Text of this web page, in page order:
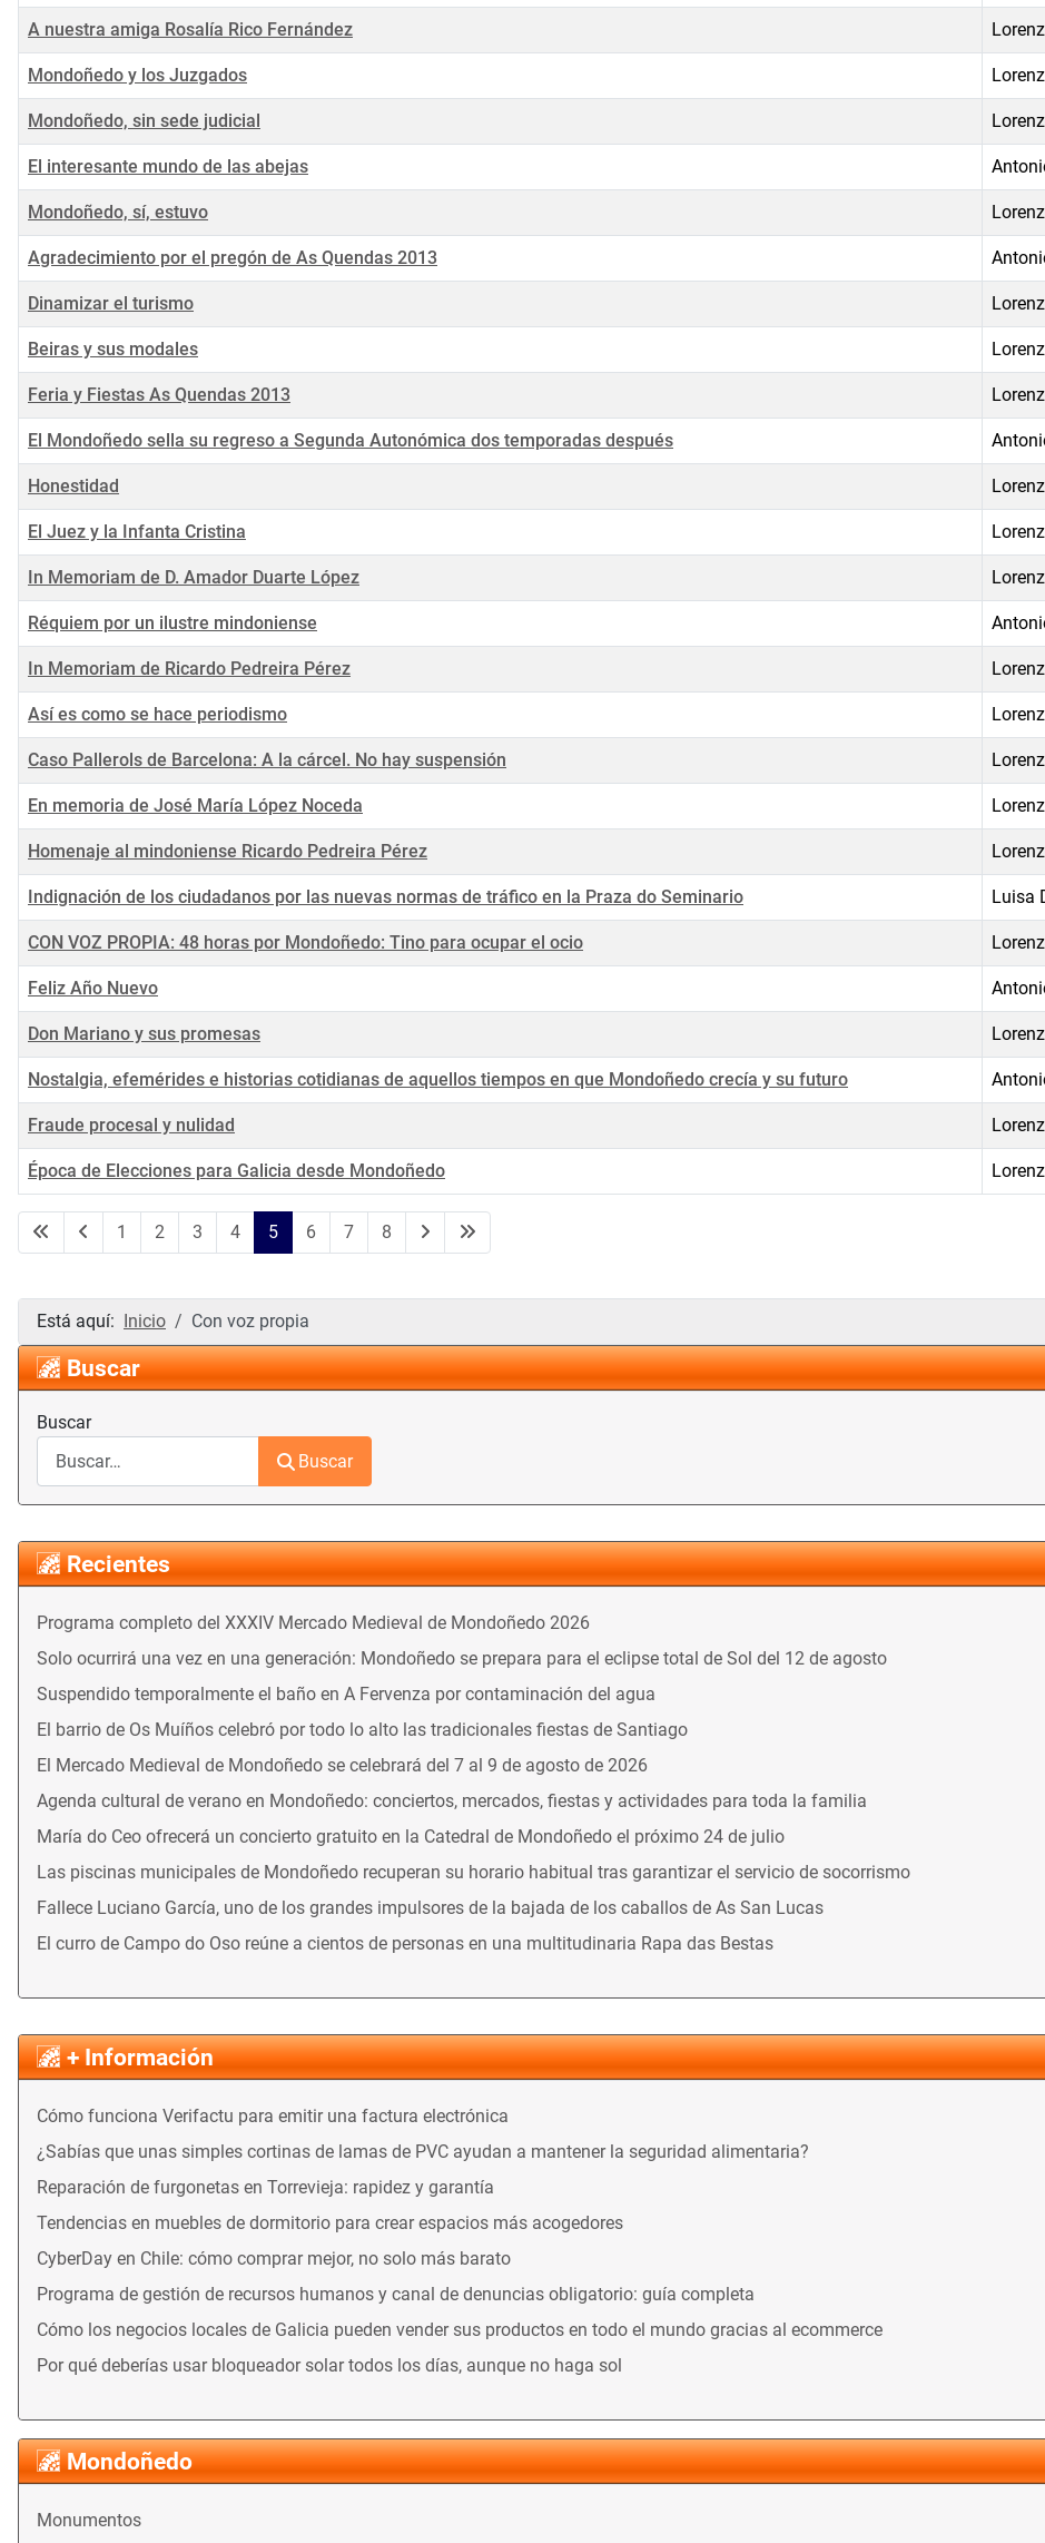
Mondoñedo
Monumentos
Artículos
A nuestra amiga Rosalía Rico Fernández
Mondoñedo y los Juzgados
Mondoñedo, sin sede judicial
El interesante mundo de las abejas
Mondoñedo, sí, estuvo
Agradecimiento por el pregón de As Quendas 2013
Dinamizar el turismo
Beiras y sus modales
Feria y Fiestas As Quendas 2013
El Mondoñedo sella su regreso a Segunda Autonómica dos temporadas después
Honestidad
El Juez y la Infanta Cristina
In Memoriam de D. Amador Duarte López
Réquiem por un ilustre mindoniense
In Memoriam de Ricardo Pedreira Pérez
Así es como se hace periodismo
Caso Pallerols de Barcelona: A la cárcel. No hay suspensión
En memoria de José María López Noceda
Homenaje al mindoniense Ricardo Pedreira Pérez
Indignación de los ciudadanos por las nuevas normas de tráfico en la Praza do Seminario Luisa
CON VOZ PROPIA: 48 horas por Mondoñedo: Tino para ocupar el ocio
Feliz Año Nuevo
Don Mariano y sus promesas
Nostalgia, efemérides e historias cotidianas de aquellos tiempos en que Mondoñedo crecía y su futuro
Fraude procesal y nulidad
Época de Elecciones para Galicia desde Mondoñedo
1 2 3 4 5 6 7 8
Está aquí: Inicio Con voz propia
Buscar
Buscar
Buscar
Recientes
Programa completo del XXXIV Mercado Medieval de Mondoñedo 2026
Solo ocurrirá una vez en una generación: Mondoñedo se prepara para el eclipse total de Sol del 12 de agosto
Suspendido temporalmente el baño en A Fervenza por contaminación del agua
El barrio de Os Muíños celebró por todo lo alto las tradicionales fiestas de Santiago
El Mercado Medieval de Mondoñedo se celebrará del 7 al 9 de agosto de 2026
Agenda cultural de verano en Mondoñedo: conciertos, mercados, fiestas y actividades para toda la familia
María do Ceo ofrecerá un concierto gratuito en la Catedral de Mondoñedo el próximo 24 de julio
Las piscinas municipales de Mondoñedo recuperan su horario habitual tras garantizar el servicio de socorrismo
Fallece Luciano García, uno de los grandes impulsores de la bajada de los caballos de As San Lucas
El curro de Campo do Oso reúne a cientos de personas en una multitudinaria Rapa das Bestas
+ Información
Cómo funciona Verifactu para emitir una factura electrónica
¿Sabías que unas simples cortinas de lamas de PVC ayudan a mantener la seguridad alimentaria?
Reparación de furgonetas en Torrevieja: rapidez y garantía
Tendencias en muebles de dormitorio para crear espacios más acogedores
CyberDay en Chile: cómo comprar mejor, no solo más barato
Programa de gestión de recursos humanos y canal de denuncias obligatorio: guía completa
Cómo los negocios locales de Galicia pueden vender sus productos en todo el mundo gracias al ecommerce
Por qué deberías usar bloqueador solar todos los días, aunque no haga sol